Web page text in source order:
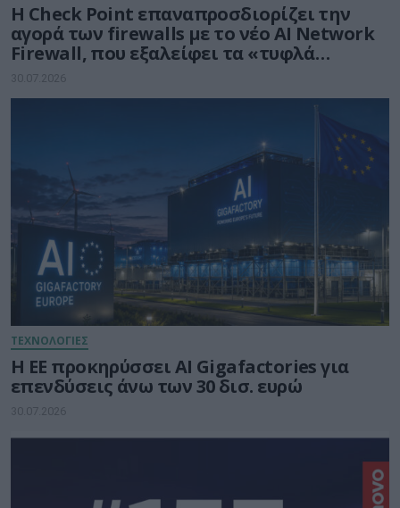
Η Check Point επαναπροσδιορίζει την
αγορά των firewalls με το νέο AI Network
Firewall, που εξαλείφει τα «τυφλά
σημεία» της Τεχνητής Νοημοσύνης σε
κάθε δίκτυο
30.07.2026
ΤΕΧΝΟΛΟΓΙΕΣ
Η ΕΕ προκηρύσσει AI Gigafactories για
επενδύσεις άνω των 30 δισ. ευρώ
30.07.2026